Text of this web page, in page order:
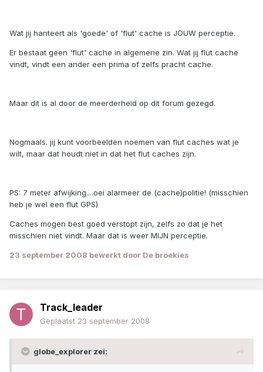
Wat jij hanteert als 'goede' of 'flut' cache is JOUW perceptie.
Er bestaat geen 'flut' cache in algemene zin. Wat jij flut cache
vindt, vindt een ander een prima of zelfs pracht cache.
Maar dit is al door de meerderheid op dit forum gezegd.
Nogmaals. jij kunt voorbeelden noemen van flut caches wat je
wilt, maar dat houdt niet in dat het flut caches zijn.
PS: 7 meter afwijking....oei alarmeer de (cache)politie! (misschien
heb je wel een flut GPS)
Caches mogen best goed verstopt zijn, zelfs zo dat je het
misschien niet vindt. Maar dat is weer MIJN perceptie.
23 september 2008 bewerkt door De broekies
Track_leader
Geplaatst 23 september 2008
globe_explorer zei: